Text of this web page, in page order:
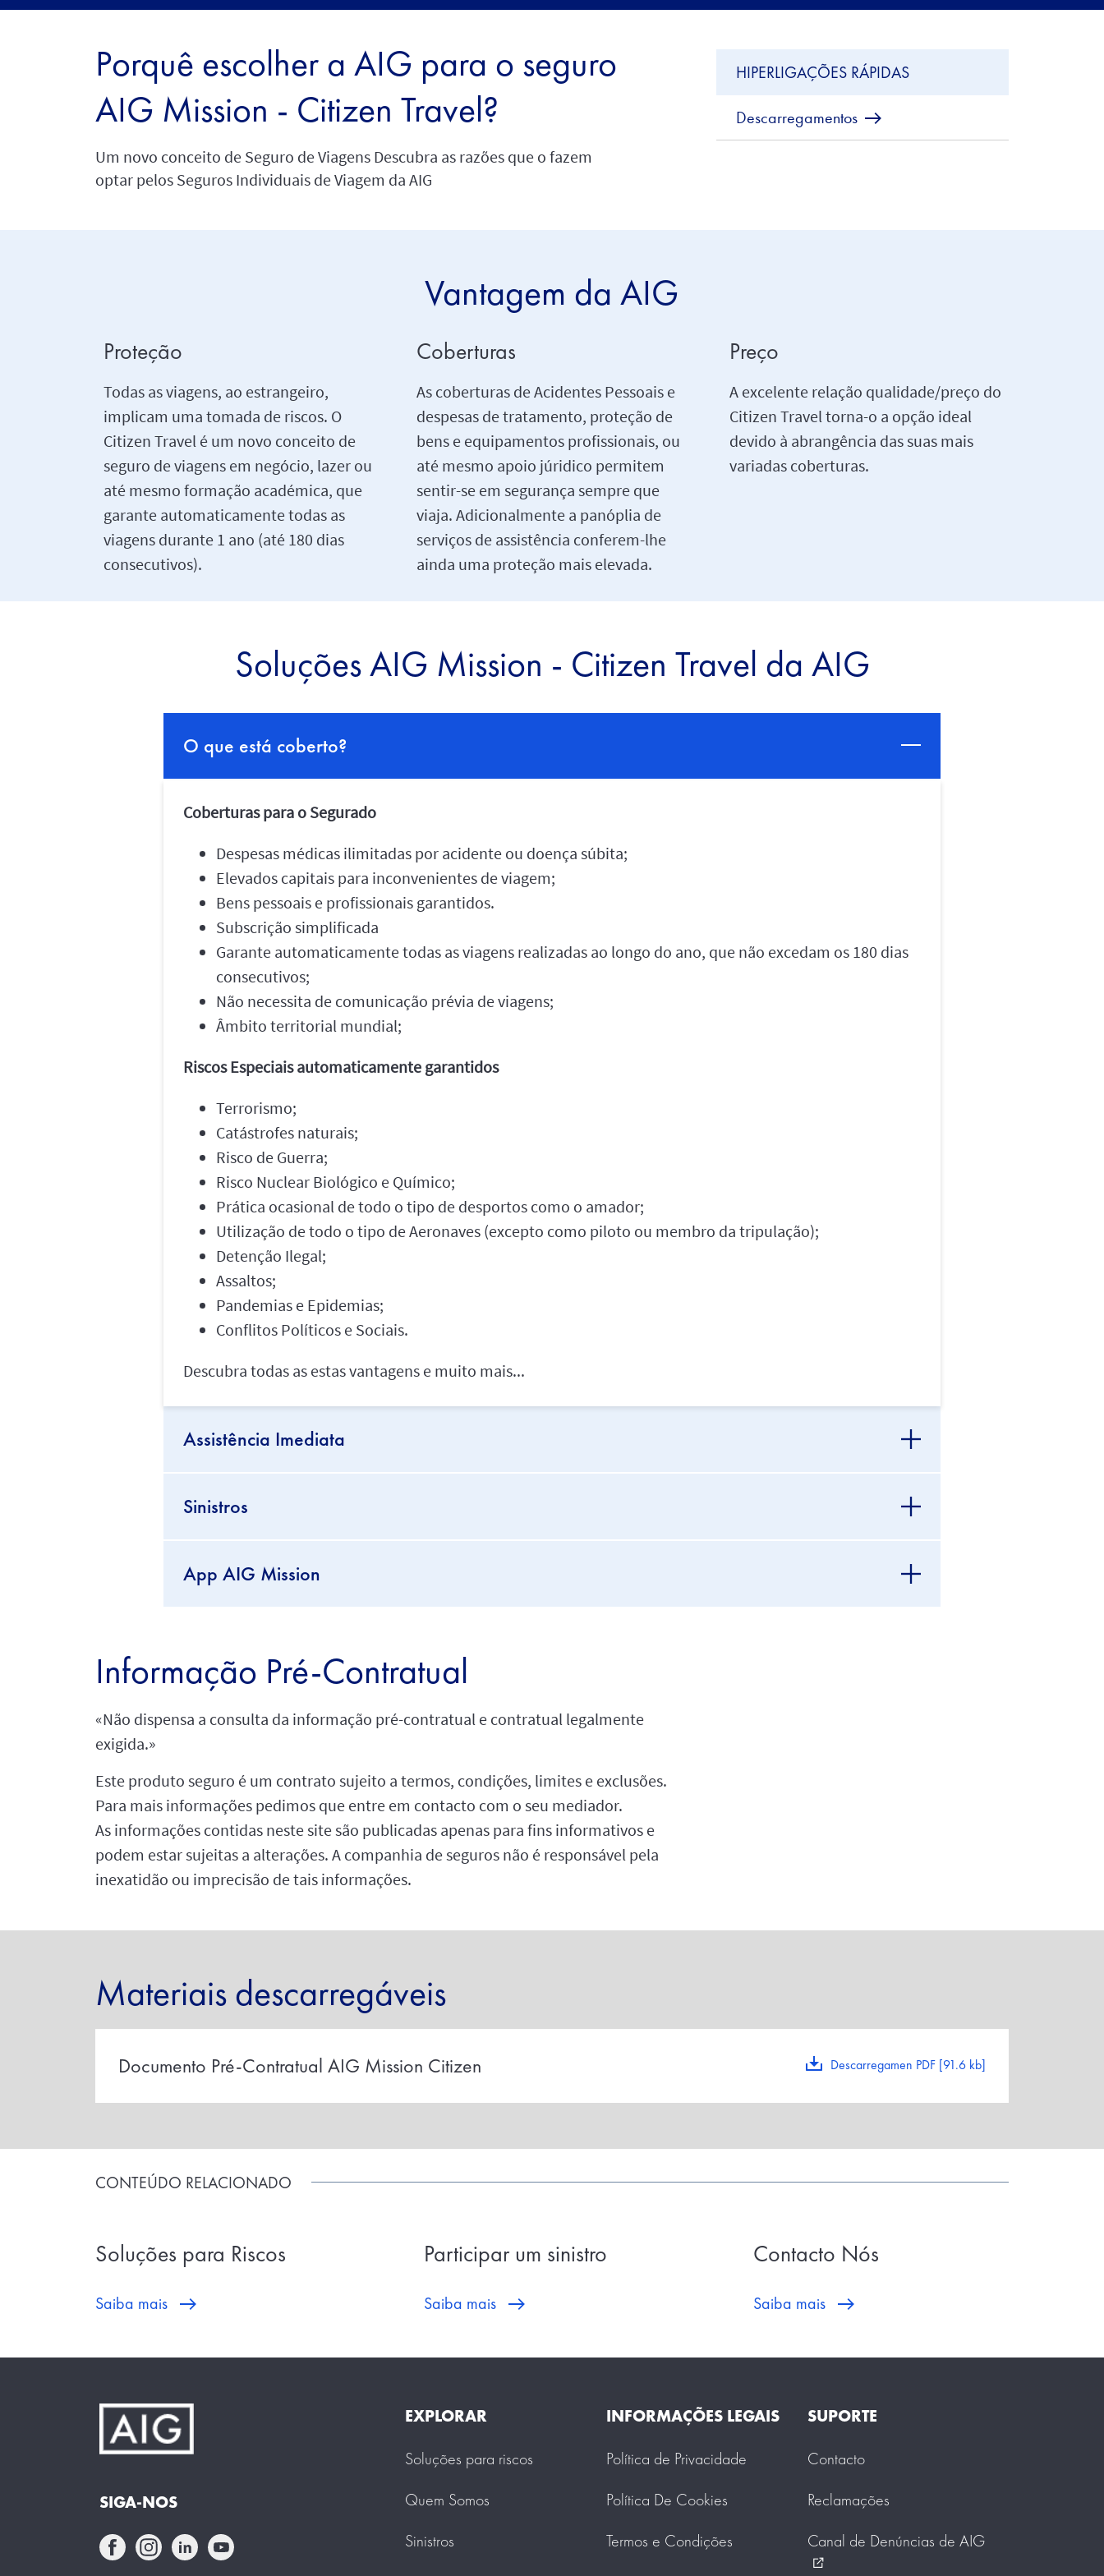
Porquê escolher a AIG para o seguro
AIG Mission - Citizen Travel?
Um novo conceito de Seguro de Viagens Descubra as razões que o fazem
optar pelos Seguros Individuais de Viagem da AIG
HIPERLIGAÇÕES RÁPIDAS
Descarregamentos
Vantagem da AIG
Proteção
Todas as viagens, ao estrangeiro,
implicam uma tomada de riscos. O
Citizen Travel é um novo conceito de
seguro de viagens em negócio, lazer ou
até mesmo formação académica, que
garante automaticamente todas as
viagens durante 1 ano (até 180 dias
consecutivos).
Coberturas
As coberturas de Acidentes Pessoais e
despesas de tratamento, proteção de
bens e equipamentos profissionais, ou
até mesmo apoio júridico permitem
sentir-se em segurança sempre que
viaja. Adicionalmente a panóplia de
serviços de assistência conferem-lhe
ainda uma proteção mais elevada.
Preço
A excelente relação qualidade/preço do
Citizen Travel torna-o a opção ideal
devido à abrangência das suas mais
variadas coberturas.
Soluções AIG Mission - Citizen Travel da AIG
O que está coberto?
Coberturas para o Segurado
Despesas médicas ilimitadas por acidente ou doença súbita;
Elevados capitais para inconvenientes de viagem;
Bens pessoais e profissionais garantidos.
Subscrição simplificada
Garante automaticamente todas as viagens realizadas ao longo do ano, que não excedam os 180 dias
consecutivos;
Não necessita de comunicação prévia de viagens;
Âmbito territorial mundial;
Riscos Especiais automaticamente garantidos
Terrorismo;
Catástrofes naturais;
Risco de Guerra;
Risco Nuclear Biológico e Químico;
Prática ocasional de todo o tipo de desportos como o amador;
Utilização de todo o tipo de Aeronaves (excepto como piloto ou membro da tripulação);
Detenção Ilegal;
Assaltos;
Pandemias e Epidemias;
Conflitos Políticos e Sociais.
Descubra todas as estas vantagens e muito mais...
Assistência Imediata
Sinistros
App AIG Mission
Informação Pré-Contratual
«Não dispensa a consulta da informação pré-contratual e contratual legalmente
exigida.»
Este produto seguro é um contrato sujeito a termos, condições, limites e exclusões.
Para mais informações pedimos que entre em contacto com o seu mediador.
As informações contidas neste site são publicadas apenas para fins informativos e
podem estar sujeitas a alterações. A companhia de seguros não é responsável pela
inexatidão ou imprecisão de tais informações.
Materiais descarregáveis
Descarregamen PDF [91.6 kb]
Documento Pré-Contratual AIG Mission Citizen
CONTEÚDO RELACIONADO
Soluções para Riscos
Saiba mais
Participar um sinistro
Saiba mais
Contacto Nós
Saiba mais
SIGA-NOS
EXPLORAR
Soluções para riscos
Quem Somos
Sinistros
INFORMAÇÕES LEGAIS
Política de Privacidade
Política De Cookies
Termos e Condições
SUPORTE
Contacto
Reclamações
Canal de Denúncias de AIG
external_link